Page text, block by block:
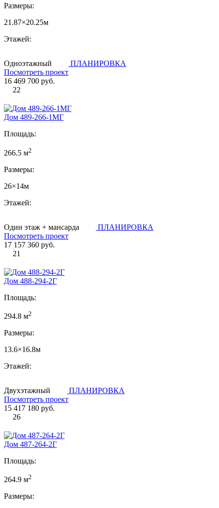
Размеры:
21.87×20.25м
Этажей:
Одноэтажный
ПЛАНИРОВКА
Посмотреть проект
16 469 700 руб.
22
Дом 489-266-1МГ
Площадь:
266.5 м2
Размеры:
26×14м
Этажей:
Один этаж + мансарда
ПЛАНИРОВКА
Посмотреть проект
17 157 360 руб.
21
Дом 488-294-2Г
Площадь:
294.8 м2
Размеры:
13.6×16.8м
Этажей:
Двухэтажный
ПЛАНИРОВКА
Посмотреть проект
15 417 180 руб.
26
Дом 487-264-2Г
Площадь:
264.9 м2
Размеры: